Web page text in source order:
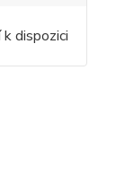
dispozici